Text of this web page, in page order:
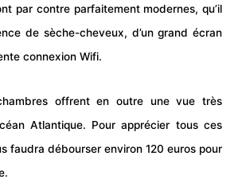
par contre parfaitement modernes, qu’il
de sèche-cheveux, d’un grand écran
connexion Wifi.
offrent en outre une vue très
Atlantique. Pour apprécier tous ces
faudra débourser environ 120 euros pour